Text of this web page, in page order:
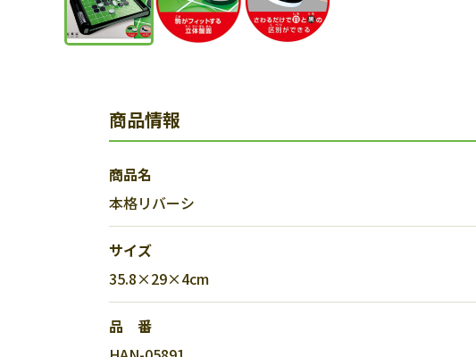
商品情報
商品名
本格リバーシ
サイズ
35.8×29×4cm
品 番